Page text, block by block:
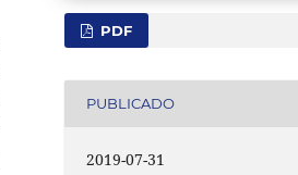
PDF
PUBLICADO
2019-07-31